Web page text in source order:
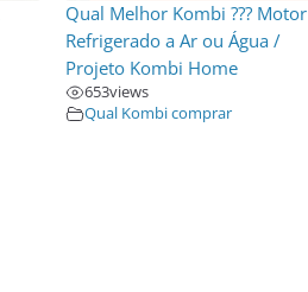
Qual Melhor Kombi ??? Motor
Refrigerado a Ar ou Água /
Projeto Kombi Home
653views
Qual Kombi comprar